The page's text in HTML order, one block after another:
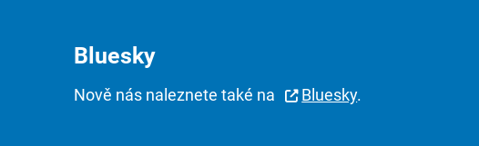
Bluesky
Nově nás naleznete také na Bluesky.